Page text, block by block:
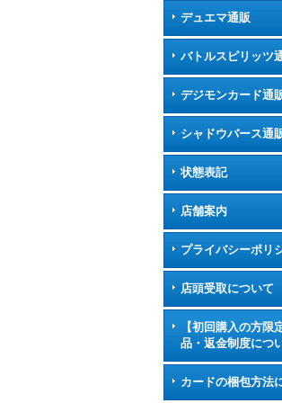
デュエマ通販
バトルスピリッツ
デジモンカード通
シャドウバース通
状態表記
店舗案内
プライバシーポリ
店頭受取について
【初回購入の方限
品・返金制度につ
カードの梱包方法